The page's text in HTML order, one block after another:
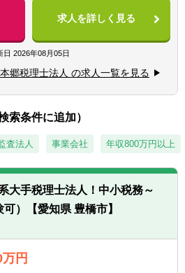
人物像】
会計にとどまらず、総合的な観点か
コンサルティングに携りたい方
能力をフルに発揮できる環境で働き
動について】
回上司を通さずに直接人事へ依頼を
通る確率はおおよそ約60％程度で
全国に拠点があるため、ご家庭の事
って比較的自由に変更することが可能
体の特色】
ップレベルの規模でお客様に対して
ス提供しています。
連携：税理士、公認会計士、中小企
士など、税務・会計に関わる様々な分
キスパートが集結し、案件によって
にチームを組んで業務を進めること
す。
な取扱業務
をはじめ、医療法人、公益法人、社
お客様に対して、税務・会計サービ
しています。
求人を詳しく見る
日 2026年08月05日
郷税理士法人 の求人一覧を見る
索条件に追加）
査法人 事業会社 年収800万円以上
大手税理士法人！中小税務～
）【愛知県 豊橋市】
円